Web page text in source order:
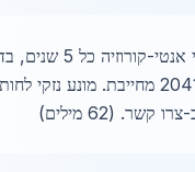
בחולון, ציפוי אנטי-
שנתי. ת"י 2041 מחייבת. מונע נזקי
קשר. (62 מילים)